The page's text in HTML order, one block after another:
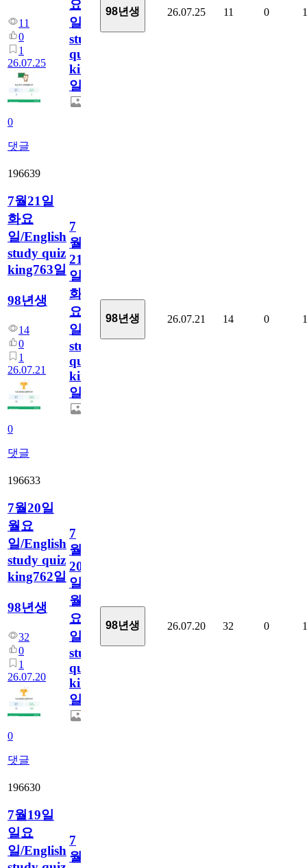
11
0
1
26.07.25
0
댓글
요
일/English
study
quiz
king764
일
98년생 26.07.25 11 0 1
196639
7월21일
화요
일/English
study quiz
king763일
98년생
14
0
1
26.07.21
0
댓글
7
월
21
일
화
요
일/English
study
quiz
king763
일
98년생 26.07.21 14 0 1
196633
7월20일
월요
일/English
study quiz
king762일
98년생
32
0
1
26.07.20
0
댓글
7
월
20
일
월
요
일/English
study
quiz
king762
일
98년생 26.07.20 32 0 1
196630
7월19일
일요
일/English
7
월